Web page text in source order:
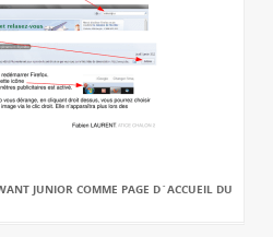
JUNIOR COMME PAGE D`ACCUEIL DU